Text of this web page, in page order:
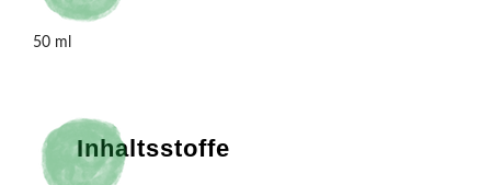
50 ml
Inhaltsstoffe